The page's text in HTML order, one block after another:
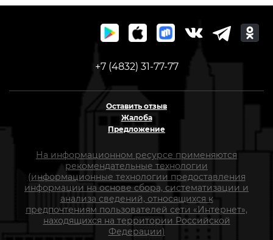
+7 (4832) 31-77-77
Оставить отзыв
Жалоба
Предложение
На информационном ресурсе применяются
рекомендательные технологии
(информационные технологии предоставления
информации на основе сбора, систематизации и
анализа сведений, относящихся к
предпочтениям пользователей сети «Интернет»,
находящихся на территории Российской
Федерации)